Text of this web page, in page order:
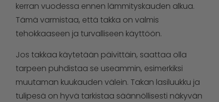
kerran vuodessa ennen lämmityskauden alkua.
Tämä varmistaa, että takka on valmis
tehokkaaseen ja turvalliseen käyttöön.
Jos takkaa käytetään päivittäin, saattaa olla
tarpeen puhdistaa se useammin, esimerkiksi
muutaman kuukauden välein. Takan lasiluukku ja
tulipesä on hyvä tarkistaa säännöllisesti näkyvän